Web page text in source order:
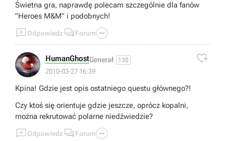
Świetna gra, naprawdę polecam szczególnie dla fanów
"Heroes M&M" i podobnych!
Odpowiedz  Forum 
HumanGhostGenerał 130
2010-03-27 16:39

Kpina! Gdzie jest opis ostatniego questu głównego?!
Czy ktoś się orientuje gdzie jeszcze, oprócz kopalni,
można rekrutować polarne niedźwiedzie?
Odpowiedz  Forum 